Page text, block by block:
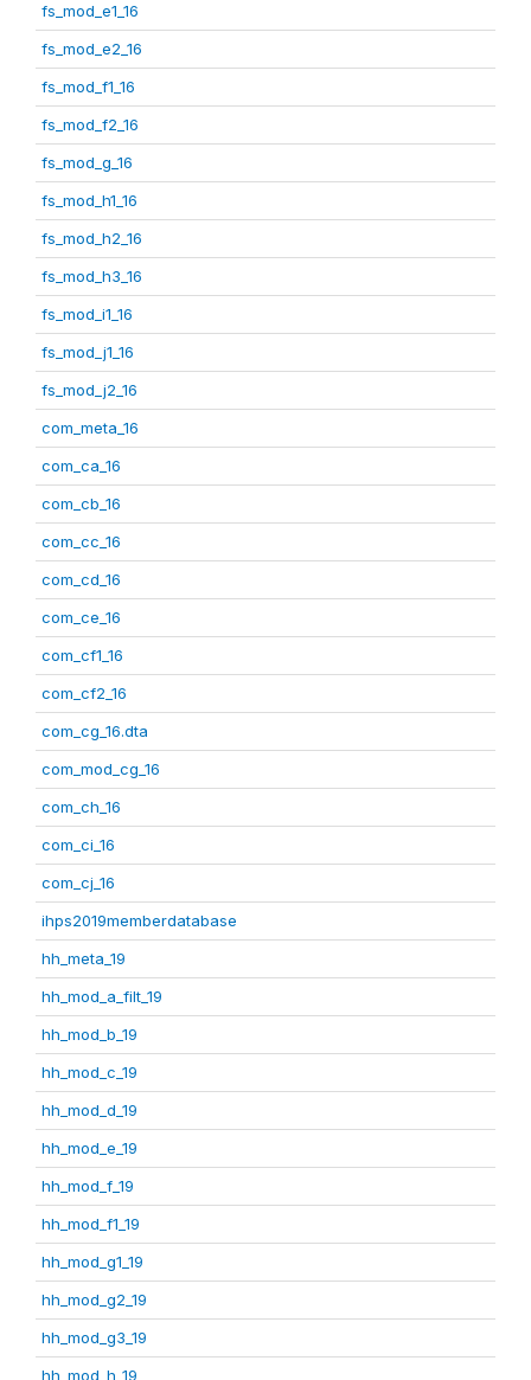
fs_mod_e1_16
fs_mod_e2_16
fs_mod_f1_16
fs_mod_f2_16
fs_mod_g_16
fs_mod_h1_16
fs_mod_h2_16
fs_mod_h3_16
fs_mod_i1_16
fs_mod_j1_16
fs_mod_j2_16
com_meta_16
com_ca_16
com_cb_16
com_cc_16
com_cd_16
com_ce_16
com_cf1_16
com_cf2_16
com_cg_16.dta
com_mod_cg_16
com_ch_16
com_ci_16
com_cj_16
ihps2019memberdatabase
hh_meta_19
hh_mod_a_filt_19
hh_mod_b_19
hh_mod_c_19
hh_mod_d_19
hh_mod_e_19
hh_mod_f_19
hh_mod_f1_19
hh_mod_g1_19
hh_mod_g2_19
hh_mod_g3_19
hh_mod_h_19